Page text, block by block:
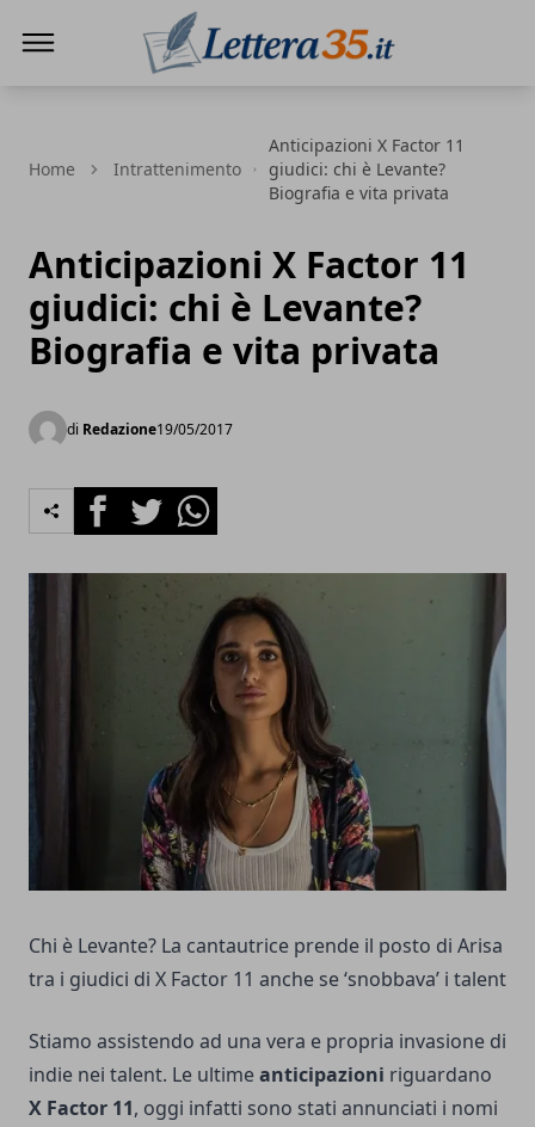
Home Intrattenimento
Anticipazioni X Factor 11
giudici: chi è Levante?
Biografia e vita privata
Anticipazioni X Factor 11
giudici: chi è Levante?
Biografia e vita privata
di Redazione19/05/2017
FacebookTwitterWhatsapp
Chi è Levante? La cantautrice prende il posto di Arisa
tra i giudici di X Factor 11 anche se ‘snobbava’ i talent
Stiamo assistendo ad una vera e propria invasione di
indie nei talent. Le ultimeanticipazioni riguardano
X Factor 11, oggi infatti sono stati annunciati i nomi